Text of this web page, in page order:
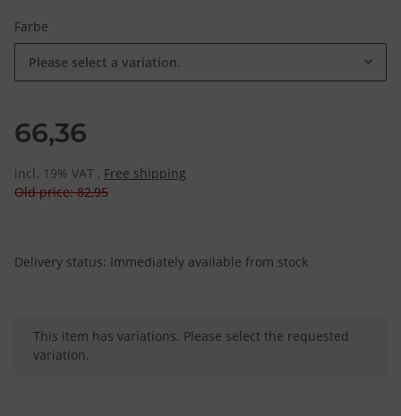
Farbe
Please select a variation.
66,36
incl. 19% VAT , Free shipping
Old price: 82,95
Delivery status: Immediately available from stock
x
This item has variations. Please select the requested
variation.